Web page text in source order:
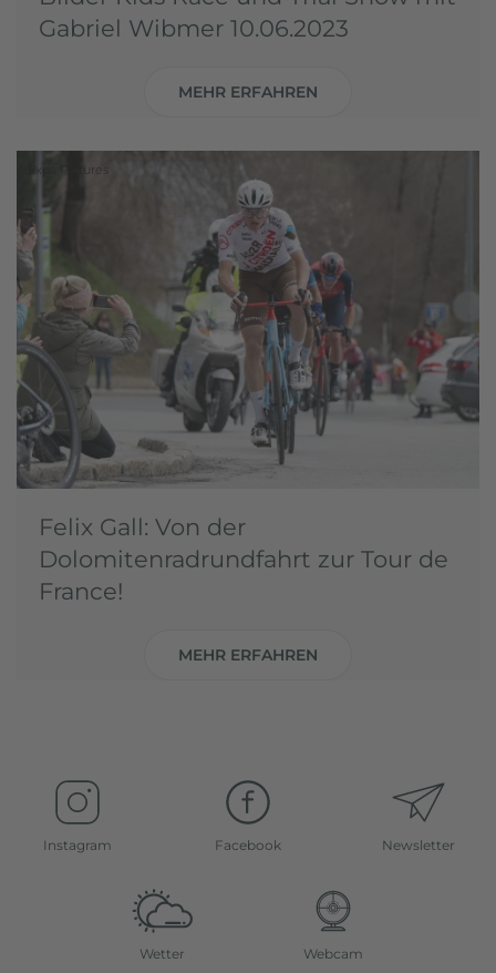
Gabriel Wibmer 10.06.2023
MEHR ERFAHREN
Felix Gall: Von der
Dolomitenradrundfahrt zur Tour de
France!
Expa Pictures
MEHR ERFAHREN
Instagram Facebook Newsletter
Wetter Webcam